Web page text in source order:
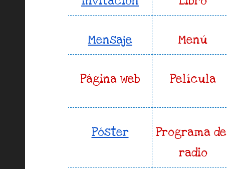
Mensaje Menú
Página web Película
Póster
Programa de
radio